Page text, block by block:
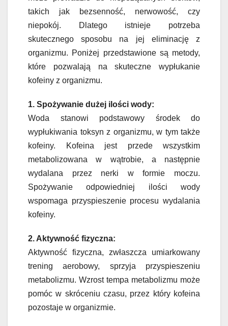
takich jak bezsenność, nerwowość, czy
niepokój. Dlatego istnieje potrzeba
skutecznego sposobu na jej eliminację z
organizmu. Poniżej przedstawione są metody,
które pozwalają na skuteczne wypłukanie
kofeiny z organizmu.
1. Spożywanie dużej ilości wody:
Woda stanowi podstawowy środek do
wypłukiwania toksyn z organizmu, w tym także
kofeiny. Kofeina jest przede wszystkim
metabolizowana w wątrobie, a następnie
wydalana przez nerki w formie moczu.
Spożywanie odpowiedniej ilości wody
wspomaga przyspieszenie procesu wydalania
kofeiny.
2. Aktywność fizyczna:
Aktywność fizyczna, zwłaszcza umiarkowany
trening aerobowy, sprzyja przyspieszeniu
metabolizmu. Wzrost tempa metabolizmu może
pomóc w skróceniu czasu, przez który kofeina
pozostaje w organizmie.